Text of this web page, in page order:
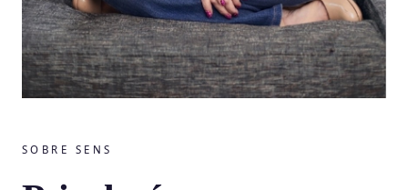
SOBRE SENS